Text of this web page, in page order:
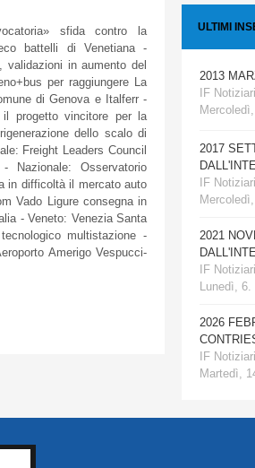
sfida contro la
battelli di Venetiana -
in aumento del
per raggiungere La
di Genova e Italferr -
il progetto vincitore per la
dello scalo di
Freight Leaders Council
Osservatorio
in difficoltà il mercato auto
Vado Ligure consegna in
- Veneto: Venezia Santa
multistazione -
Amerigo Vespucci-
ULTIMI
2013
IF Notiziari
2017
IF Notiziari
2021
IF Notiziari
Lunedì,
2026
IF Notiziari
Martedì,